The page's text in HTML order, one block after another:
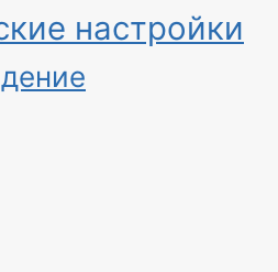
настройки